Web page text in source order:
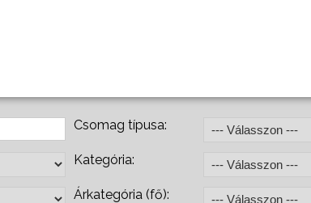
Csomag típusa:
Kategória:
Árkategória (fő):